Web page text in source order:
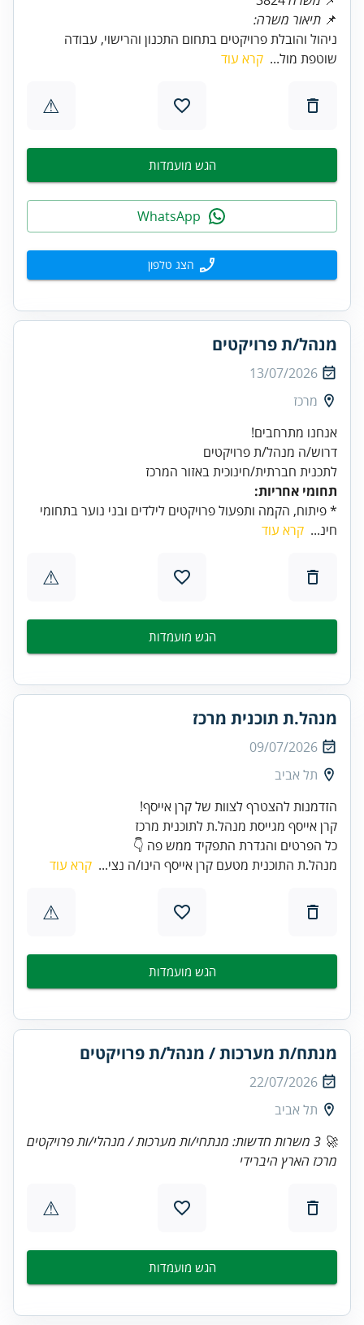
📌 תיאור משרה:
ניהול והובלת פרויקטים בתחום התכנון והרישוי, עבודה
שוטפת מול... קרא עוד
⚠
הגש מועמדות
הצג טלפון
מנהל/ת פרויקטים
13/07/2026
מרכז
לתכנית חברתית/חינוכית באזור המרכז
תחומי אחריות:
* פיתוח, הקמה ותפעול פרויקטים לילדים ובני נוער בתחומי
חינ... קרא עוד
⚠
הגש מועמדות
מנהל.ת תוכנית מרכז
09/07/2026
תל אביב
הזדמנות להצטרף לצוות של קרן אייסף!
כל הפרטים והגדרת התפקיד ממש פה 👇
מנהל.ת התוכנית מטעם קרן אייסף הינו/ה נצי... קרא עוד
⚠
הגש מועמדות
מנתח/ת מערכות / מנהל/ת פרויקטים
22/07/2026
תל אביב
🚀 3 משרות חדשות: מנתחי/ות מערכות / מנהלי/ות פרויקטים
מרכז הארץ היברידי
⚠
הגש מועמדות